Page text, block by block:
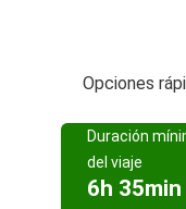
Opciones
Duración
del viaje
6h 35min